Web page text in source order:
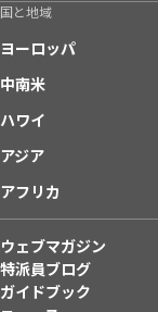
国と地域
ヨーロッパ
中南米
ハワイ
アジア
アフリカ
ウェブマガジン
特派員ブログ
ガイドブック